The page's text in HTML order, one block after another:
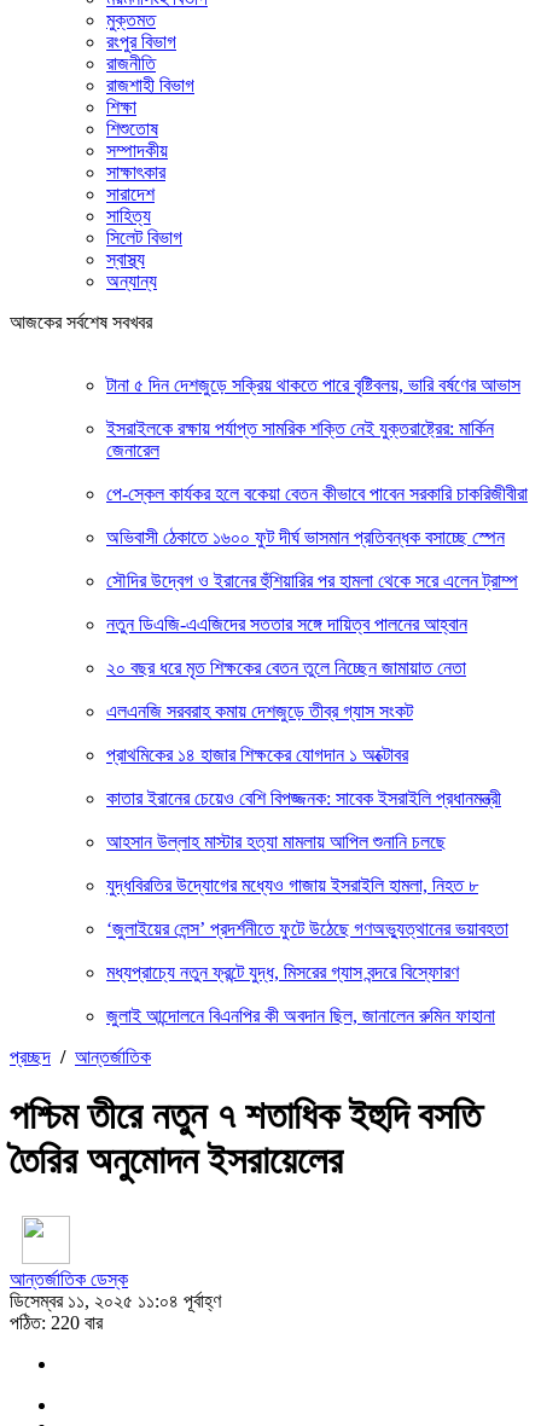
মুক্তমত
রংপুর বিভাগ
রাজনীতি
রাজশাহী বিভাগ
শিক্ষা
শিশুতোষ
সম্পাদকীয়
সাক্ষাৎকার
সারাদেশ
সাহিত্য
সিলেট বিভাগ
স্বাস্থ্য
অন্যান্য
আজকের সর্বশেষ সবখবর
টানা ৫ দিন দেশজুড়ে সক্রিয় থাকতে পারে বৃষ্টিবলয়, ভারি বর্ষণের আভাস
ইসরাইলকে রক্ষায় পর্যাপ্ত সামরিক শক্তি নেই যুক্তরাষ্ট্রের: মার্কিন
জেনারেল
পে-স্কেল কার্যকর হলে বকেয়া বেতন কীভাবে পাবেন সরকারি চাকরিজীবীরা
অভিবাসী ঠেকাতে ১৬০০ ফুট দীর্ঘ ভাসমান প্রতিবন্ধক বসাচ্ছে স্পেন
সৌদির উদ্বেগ ও ইরানের হুঁশিয়ারির পর হামলা থেকে সরে এলেন ট্রাম্প
নতুন ডিএজি-এএজিদের সততার সঙ্গে দায়িত্ব পালনের আহ্বান
২০ বছর ধরে মৃত শিক্ষকের বেতন তুলে নিচ্ছেন জামায়াত নেতা
এলএনজি সরবরাহ কমায় দেশজুড়ে তীব্র গ্যাস সংকট
প্রাথমিকের ১৪ হাজার শিক্ষকের যোগদান ১ অক্টোবর
কাতার ইরানের চেয়েও বেশি বিপজ্জনক: সাবেক ইসরাইলি প্রধানমন্ত্রী
আহসান উল্লাহ মাস্টার হত্যা মামলায় আপিল শুনানি চলছে
যুদ্ধবিরতির উদ্যোগের মধ্যেও গাজায় ইসরাইলি হামলা, নিহত ৮
‘জুলাইয়ের লেন্স’ প্রদর্শনীতে ফুটে উঠেছে গণঅভ্যুত্থানের ভয়াবহতা
মধ্যপ্রাচ্যে নতুন ফ্রন্টে যুদ্ধ, মিসরের গ্যাস বন্দরে বিস্ফোরণ
জুলাই আন্দোলনে বিএনপির কী অবদান ছিল, জানালেন রুমিন ফাহানা
প্রচ্ছদ / আন্তর্জাতিক
পশ্চিম তীরে নতুন ৭ শতাধিক ইহুদি বসতি
তৈরির অনুমোদন ইসরায়েলের
আন্তর্জাতিক ডেস্ক
ডিসেম্বর ১১, ২০২৫ ১১:০৪ পূর্বাহ্ণ
পঠিত: 220 বার